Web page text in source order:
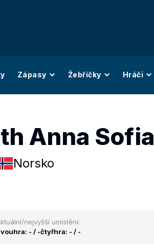
Zápasy Žebříčky Hráči
Anna Sofia
Norsko
nejvyšší umístění:
- / -čtyřhra: - / -